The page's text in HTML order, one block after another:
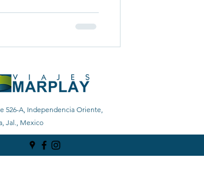
526-A, Independencia Oriente,
Jal., Mexico